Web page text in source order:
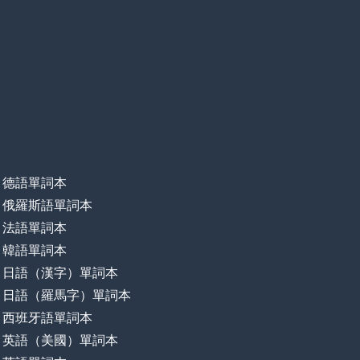
德語單詞本
俄羅斯語單詞本
法語單詞本
韓語單詞本
日語（漢字）單詞本
日語（羅馬字）單詞本
西班牙語單詞本
英語（美國）單詞本